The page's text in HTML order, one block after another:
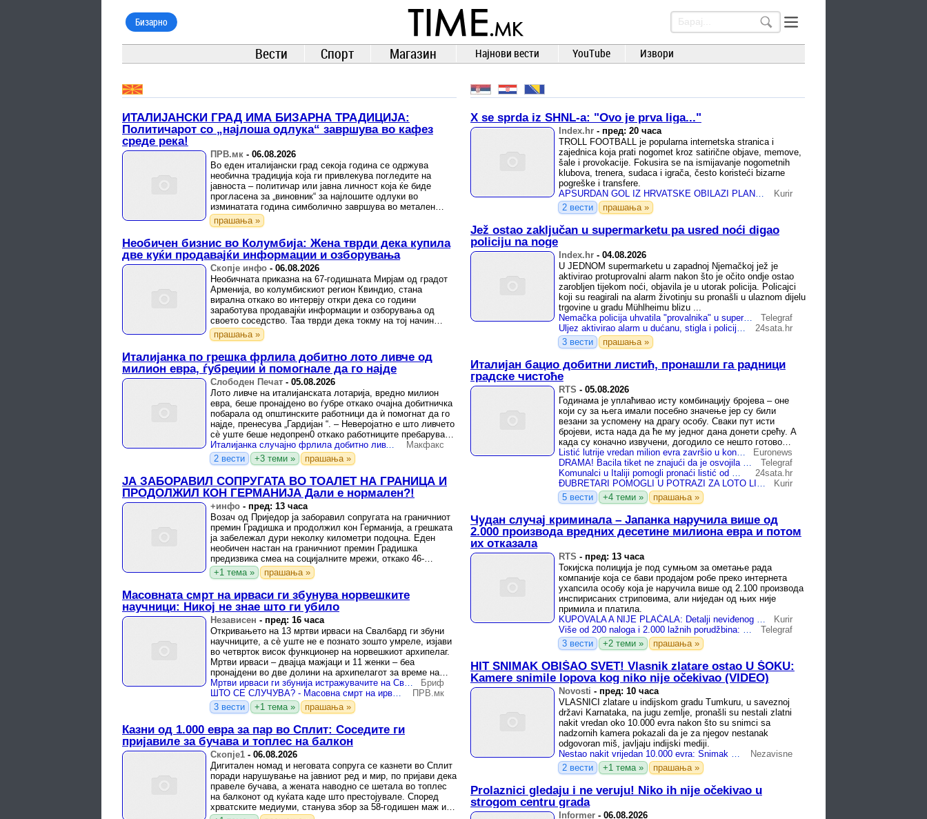
TIME.mk
ВЕСТИ
NEWS
Бизарно
Вести Спорт Магазин Најнови вести YouTube Извори
ИТАЛИЈАНСКИ ГРАД ИМА БИЗАРНА ТРАДИЦИЈА:
Политичарот со „најлоша одлука“ завршува во кафез
среде река!
ПРВ.мк - 06.08.2026
Во еден италијански град секоја година се одржува
необична традиција која ги привлекува погледите на
јавноста – политичар или јавна личност која ќе биде
прогласена за „виновник“ за најлошите одлуки во
изминатата година симболично завршува во метален
кафез потопен во ладна река.
прашања »
Необичен бизнис во Колумбија: Жена тврди дека купила
две куќи продавајќи информации и озборувања
Скопје инфо - 06.08.2026
Необичната приказна на 67-годишната Мирјам од градот
Арменија, во колумбискиот регион Квиндио, стана
вирална откако во интервју откри дека со години
заработува продавајќи информации и озборувања од
своето соседство. Таа тврди дека токму на тој начин
успеала да купи две куќи.
прашања »
Италијанка по грешка фрлила добитно лото ливче од
милион евра, ѓубреџии ѝ помогнале да го најде
Слободен Печат - 05.08.2026
Лото ливче на италијанската лотарија, вредно милион
евра, беше пронајдено во ѓубре откако очајна добитничка
побарала од општинските работници да ѝ помогнат да го
најде, пренесува „Гардијан “. – Неверојатно е што ливчето
сè уште беше недопрен0 откако работниците пребарувале
низ ...
Италијанка случајно фрлила добитно ливче од милион евра, комуналците го пронајдоа во камион за отпад
Макфакс
2 вести
+3 теми » прашања »
ЈА ЗАБОРАВИЛ СОПРУГАТА ВО ТОАЛЕТ НА ГРАНИЦА И
ПРОДОЛЖИЛ КОН ГЕРМАНИЈА Дали е нормален?!
+инфо - пред: 13 часа
Возач од Приједор ја заборавил сопругата на граничниот
премин Градишка и продолжил кон Германија, а грешката
ја забележал дури неколку километри подоцна. Еден
необичен настан на граничниот премин Градишка
предизвика смеа на социјалните мрежи, откако 46-
годишен маж од Приједор ...
+1 тема » прашања »
Масовната смрт на ирваси ги збунува норвешките
научници: Никој не знае што ги убило
Независен - пред: 16 часа
Откривањето на 13 мртви ирваси на Свалбард ги збуни
научниците, а сè уште не е познато зошто умреле, изјави
во четврток висок функционер на норвешкиот архипелаг.
Мртви ирваси – двајца мажјаци и 11 женки – беа
пронајдени во две долини на архипелагот за време на
пребројување на ...
Мртви ирваси ги збунија истражувачите на Свалбард
Бриф
ШТО СЕ СЛУЧУВА? - Масовна смрт на ирваси, научниците не можат да откријат што ги усмртило!
ПРВ.мк
3 вести
+1 тема » прашања »
Казни од 1.000 евра за пар во Сплит: Соседите ги
пријавиле за бучава и топлес на балкон
Скопје1 - 06.08.2026
Дигитален номад и неговата сопруга се казнети во Сплит
поради нарушување на јавниот ред и мир, по пријави дека
правеле бучава, а жената наводно се шетала во топлес
на балконот од куќата каде што престојувале. Според
хрватските медиуми, станува збор за 58-годишен маж и
X se sprda iz SHNL-a: "Ovo je prva liga..."
Index.hr- пред: 20 часа
TROLL FOOTBALL je popularna internetska stranica i
zajednica koja prati nogomet kroz satirične objave, memove,
šale i provokacije. Fokusira se na ismijavanje nogometnih
klubova, trenera, sudaca i igrača, često koristeći bizarne
pogreške i transfere.
APSURDAN GOL IZ HRVATSKE OBILAZI PLANETU: Svet gleda i ne veruje šta se desilo na stadionu u Puli
Kurir
2 вести
прашања »
Jež ostao zaključan u supermarketu pa usred noći digao
policiju na noge
Index.hr- 04.08.2026
U JEDNOM supermarketu u zapadnoj Njemačkoj jež je
aktivirao protuprovalni alarm nakon što je očito ondje ostao
zarobljen tijekom noći, objavila je u utorak policija. Policajci
koji su reagirali na alarm životinju su pronašli u ulaznom dijelu
trgovine u gradu Mühlheimu blizu ...
Nemačka policija uhvatila "provalnika" u supermarketu: Ispostavilo se da ima bodlje
Telegraf
Uljez aktivirao alarm u dućanu, stigla i policija: 'Četveronožan je, okrugao, bez zlih nakana'
24sata.hr
3 вести
прашања »
Италијан бацио добитни листић, пронашли га радници
градске чистоће
RTS - 05.08.2026
Годинама је уплаћивао исту комбинацију бројева – оне
који су за њега имали посебно значење јер су били
везани за успомену на драгу особу. Сваки пут исти
бројеви, иста нада да ће му једног дана донети срећу. А
када су коначно извучени, догодило се нешто готово
невероватно – ...
Listić lutrije vredan milion evra završio u kontejneru: Komunalni radnici pomogli vlasnici da ga pronađe
Euronews
DRAMA! Bacila tiket ne znajući da je osvojila milion €, a onda su stigli komunalci: Neko je na kraju plakao...
Telegraf
Komunalci u Italiji pomogli pronaći listić od milijun eura
24sata.hr
ĐUBRETARI POMOGLI U POTRAZI ZA LOTO LISTIĆEM VEDNIM MILION EVRA! Očajna dobitnica im se obratila kad je shvatila šta je bacila u smeće: Pravo čudo, ostao čitav
Kurir
5 вести
+4 теми » прашања »
Чудан случај криминала – Јапанка наручила више од
2.000 производа вредних десетине милиона евра и потом
их отказала
RTS - пред: 13 часа
Токијска полиција је под сумњом за ометање рада
компаније која се бави продајом робе преко интернета
ухапсила особу која је наручила више од 2.100 производа
инспирисаних стриповима, али ниједан од њих није
примила и платила.
KUPOVALA A NIJE PLAĆALA: Detalji neviđenog skandala u Japanu – naručila strip-robu od 23,5 miliona evra pa sve otkazala, a evo šta se krije iza prevare
Kurir
Više od 200 naloga i 2.000 lažnih porudžbina: Žena sabotirala poznatu izdavačku kuću, a razlog je neverovatan
Telegraf
3 вести
+2 теми » прашања »
HIT SNIMAK OBIŠAO SVET! Vlasnik zlatare ostao U ŠOKU:
Kamere snimile lopova kog niko nije očekivao (VIDEO)
Novosti - пред: 10 часа
VLASNICI zlatare u indijskom gradu Tumkuru, u saveznoj
državi Karnataka, na jugu zemlje, pronašli su nestali zlatni
nakit vredan oko 10.000 evra nakon što su snimci sa
nadzornih kamera pokazali da je za njegov nestanak
odgovoran miš, javljaju indijski mediji.
Nestao nakit vrijedan 10.000 evra: Snimak otkrio krajnje neobičnog "lopova"
Nezavisne
2 вести
+1 тема » прашања »
Prolaznici gledaju i ne veruju! Niko ih nije očekivao u
strogom centru grada
Informer- 06.08.2026